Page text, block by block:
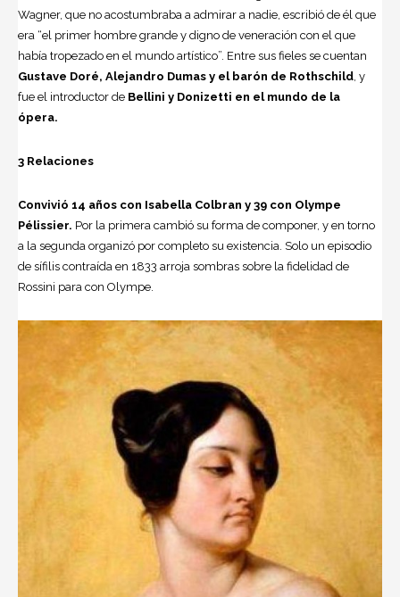
Wagner, que no acostumbraba a admirar a nadie, escribió de él que
era “el primer hombre grande y digno de veneración con el que
había tropezado en el mundo artístico”. Entre sus fieles se cuentan
Gustave Doré, Alejandro Dumas y el barón de Rothschild , y
fue el introductor de Bellini y Donizetti en el mundo de la
ópera.
3 Relaciones
Convivió 14 años con Isabella Colbran y 39 con Olympe
Pélissier. Por la primera cambió su forma de componer, y en torno
a la segunda organizó por completo su existencia. Solo un episo­dio
de sífilis contraída en 1833 arroja sombras sobre la fidelidad de
Rossini pa­ra con Olympe.